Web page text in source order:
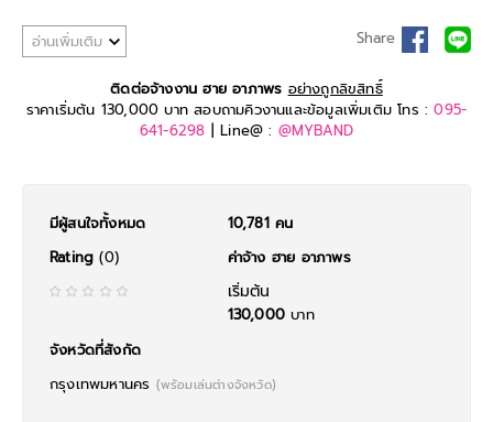
– อาภาพร นครสวรรค์ นักร้องลูกทุ่งสาวที่อยู่คู่วงการมาอย่างยาวนาน เดิมที
อาภาพร นครสวรรค์ มีชื่อจริงว่า จันทร์เพ็ญ คงประกอบ มีชื่อเล่นว่า ฮาย เป็น
ชาวจังหวัดนครสวรรค์ เดิมทีนั้นที่บ้านของเธอมีฐานะยากจน แต่เธอมีความฝัน
อยากเป็นนักร้องโดยมีพุ่มพวง ดวงจันทร์เป็นไอดอล หลังจากอายุ 18 ปี เธอได้
ขอพ่อแม่เข้ามาสมัครเป็นนักร้อง แต่ได้เริ่มต้นจากการเป็นหางเครื่องในวงของ
พุ่มพวงก่อน จนกระทั่ง สรรเสริญ รุ่งเสรีชัย เจ้าของบริษัทบ๊อกซิ่งซาวด์ เห็นแวว
"น้ำตาหล่นปนน้ำเหล้า" และได้เป็นนักร้องเดินสายไปกับนักร้องคนอื่น ๆ เช่น ยิ่ง
เคยคิดที่จะละทิ้งความฝันนี้ไป แต่ต่อมาในช่วงปี 25040 เธอได้ออกผลงานชุดที่
9 "เลิกแล้วค่ะ" ซึ่งผลงานชุดนี้ประสบความสำเร็จอย่างมาก จนทำให้มีงานแสดง
ตัวทั้งในเมืองไทย และต่างประเทศมากมาย ทำให้เธอมีชื่อเสียงโด่งดังระดับนัก
ร้องยอดนิยมและมีลงงานอื่นๆอีกมากมาย อาทิ พิธีกร นักแสดง รวมไปถึง
กรรมการในรายการเพลงลูกทุ่งต่างๆ
อ่านเพิ่มเติม Share
ติดต่อจ้างงาน ฮาย อาภาพร อย่างถูกลิขสิทธิ์
ราคาเริ่มต้น 130,000 บาท สอบถามคิวงานและข้อมูลเพิ่มเติม โทร :095-
641-6298 | Line@ : @MYBAND
มีผู้สนใจทั้งหมด
10,781 คน
Rating (0) ค่าจ้าง ฮาย อาภาพร
เริ่มต้น
130,000 บาท
จังหวัดที่สังกัด
กรุงเทพมหานคร (พร้อมเล่นต่างจังหวัด)